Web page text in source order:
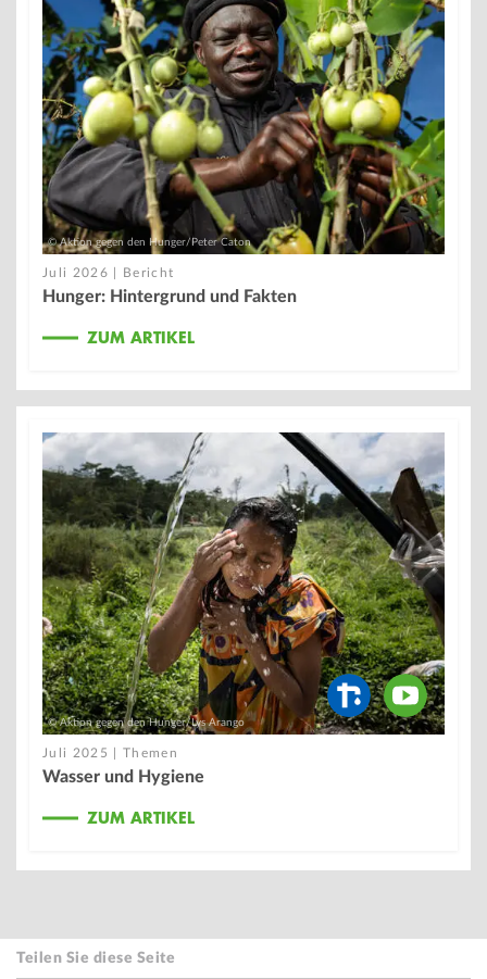
© Aktion gegen den Hunger/Peter Caton
Juli 2026 | Bericht
Hunger: Hintergrund und Fakten
ZUM ARTIKEL
© Aktion gegen den Hunger/Lys Arango
Juli 2025 | Themen
Wasser und Hygiene
ZUM ARTIKEL
Teilen Sie diese Seite